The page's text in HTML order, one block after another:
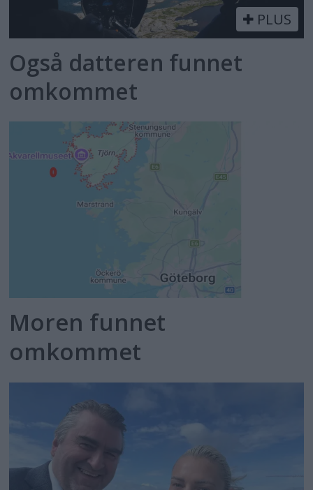
PLUS
Også datteren funnet
omkommet
Moren funnet
omkommet